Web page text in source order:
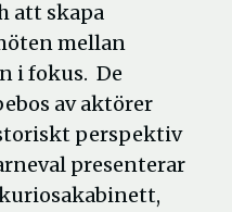
att skapa
mellan
i fokus. De
av aktörer
perspektiv
presenterar